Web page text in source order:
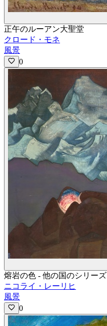
正午のルーアン大聖堂
クロード・モネ
風景
0
熔岩の色 - 他の国のシリーズ
ニコライ・レーリヒ
風景
0